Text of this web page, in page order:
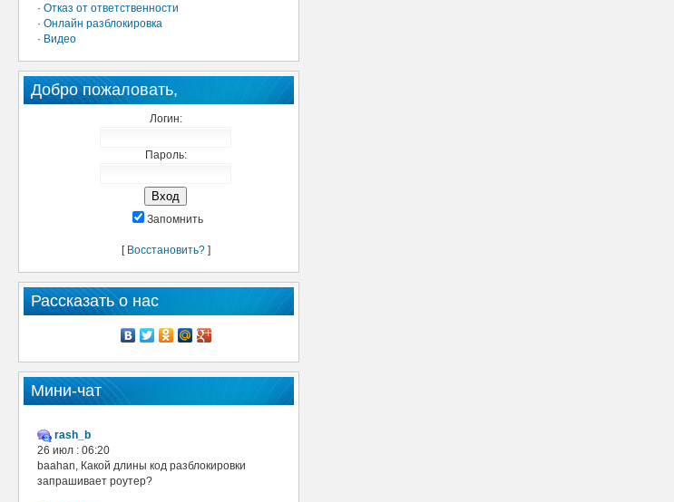
· Отказ от ответственности
· Онлайн разблокировка
· Видео
Добро пожаловать,
Логин:
Пароль:
Запомнить
[ Восстановить?]
Рассказать о нас
Мини-чат
rash_b
26 июл : 06:20
baahan, Какой длины код разблокировки
запрашивает роутер?